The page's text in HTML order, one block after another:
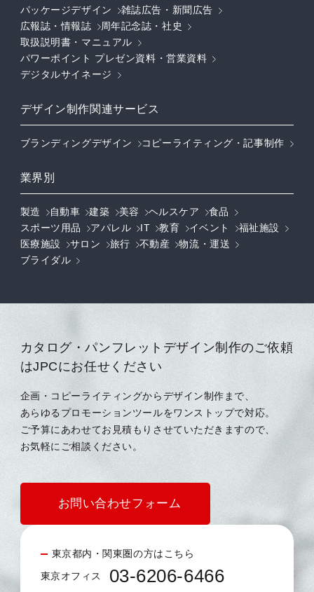
パッケージデザイン
雑誌広告・新聞広告
広報誌・情報誌
周年記念誌・社史
取扱説明書・マニュアル
パワーポイント プレゼン資料・営業資料
デジタルサイネージ
デザイン制作関連サービス
ブランディングデザイン コピーライティング・記事制作
業界別
製造 自動車 建築 美容 ヘルスケア
食品
スポーツ用品
アパレル IT 教育 イベント
福祉施設
医療施設
サロン 旅行 不動産
物流・運送
ブライダル
カタログ・パンフレットデザイン制作のご依頼
はJPCにお任せください
企画・コピーライティングからデザイン制作まで、
あらゆるプロモーションツールをワンストップで対応。
ご予算にあわせてお見積もりさせていただきますので、
お気軽にご相談ください。
お問い合わせフォーム
東京都内・関東圏の方はこちら
東京オフィス 03-6206-6466